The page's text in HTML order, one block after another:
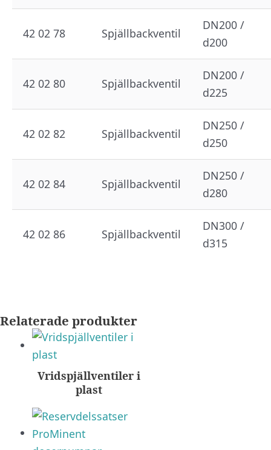
42 02 78 Spjällbackventil
DN200 /
d200
42 02 80 Spjällbackventil
DN200 /
d225
42 02 82 Spjällbackventil
DN250 /
d250
42 02 84 Spjällbackventil
DN250 /
d280
42 02 86 Spjällbackventil
DN300 /
d315
Relaterade produkter
Vridspjällventiler i
plast